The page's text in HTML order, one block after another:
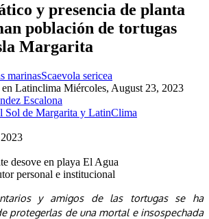
y presencia de planta
población de tortugas
Margarita
marinasScaevola sericea
Latinclima Miércoles, August 23, 2023
Escalona
Sol de Margarita y LatinClima
2023
desove en playa El Agua
personal e institucional
y amigos de las tortugas se ha
protegerlas de una mortal e insospechada